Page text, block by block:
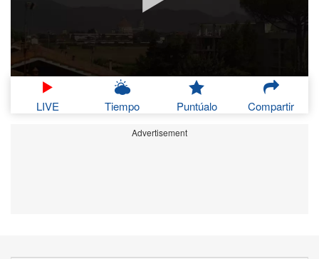
LIVE Tiempo Puntúalo Compartir
Advertisement